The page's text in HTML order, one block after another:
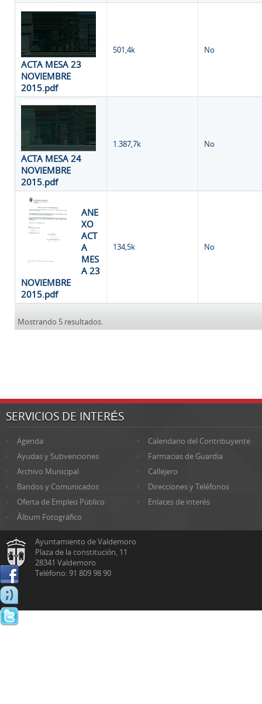
ACTA MESA 23
NOVIEMBRE
2015.pdf
501,4k No
ACTA MESA 24
NOVIEMBRE
2015.pdf
1.387,7k No
ANE
XO
ACT
A
MES
A 23
NOVIEMBRE
2015.pdf
134,5k No
Mostrando 5 resultados.
SERVICIOS DE INTERÉS
Agenda
Calendario del Contribuyente
Ayudas y Subvenciones
Farmacias de Guardia
Archivo Municipal
Callejero
Bandos y Comunicados
Direcciones y Teléfonos
Oferta de Empleo Público
Enlaces de interés
Álbum Fotográfico
Ayuntamiento de Valdemoro
Plaza de la constitución, 11
28341 Valdemoro
Teléfono: 91 809 98 90